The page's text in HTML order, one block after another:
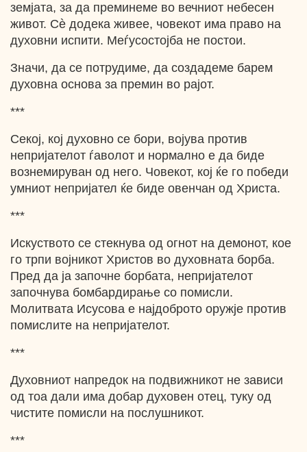
земјата, за да преминеме во вечниот небесен
живот. Сѐ додека живее, човекот има право на
духовни испити. Меѓусостојба не постои.
Значи, да се потрудиме, да создадеме барем
духовна основа за премин во рајот.
***
Секој, кој духовно се бори, војува против
непријателот ѓаволот и нормално е да биде
вознемируван од него. Човекот, кој ќе го победи
умниот непријател ќе биде овенчан од Христа.
***
Искуството се стекнува од огнот на демонот, кое
го трпи војникот Христов во духовната борба.
Пред да ја започне борбата, непријателот
започнува бомбардирање со помисли.
Молитвата Исусова e најдоброто оружје против
помислите на непријателот.
***
Духовниот напредок на подвижникот не зависи
од тоа дали има добар духовен отец, туку од
чистите помисли на послушникот.
***